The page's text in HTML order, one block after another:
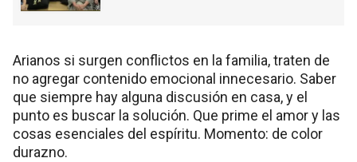
Arianos si surgen conflictos en la familia, traten de
no agregar contenido emocional innecesario. Saber
que siempre hay alguna discusión en casa, y el
punto es buscar la solución. Que prime el amor y las
cosas esenciales del espíritu. Momento: de color
durazno.